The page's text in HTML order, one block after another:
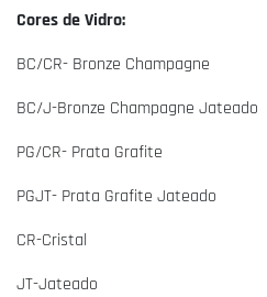
Cores de Vidro:
BC/CR- Bronze Champagne
BC/J-Bronze Champagne Jateado
PG/CR- Prata Grafite
PGJT- Prata Grafite Jateado
CR-Cristal
JT-Jateado